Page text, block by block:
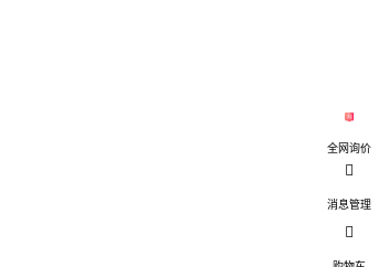
全网询价
消息管理